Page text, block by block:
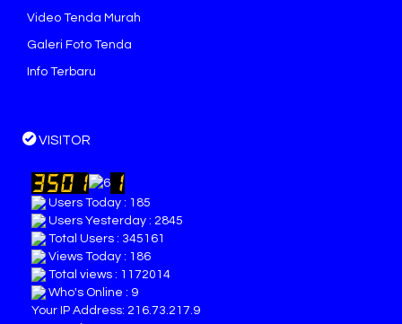
Video Tenda Murah
Galeri Foto Tenda
Info Terbaru
VISITOR
Users Today : 185
Users Yesterday : 2845
Total Users : 345161
Views Today : 186
Total views : 1172014
Who's Online : 9
Your IP Address: 216.73.217.9